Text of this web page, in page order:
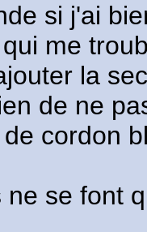
si j'ai
me
la
de ne
cordon
ne se font